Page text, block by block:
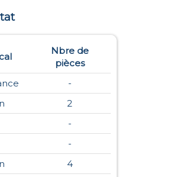
Nbre de
pièces
-
2
-
-
4